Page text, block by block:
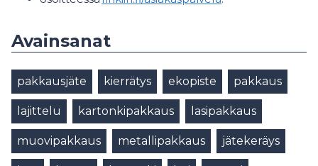
Avainsanat
pakkausjäte kierrätys ekopiste pakkaus
lajittelu kartonkipakkaus lasipakkaus
muovipakkaus metallipakkaus jätekeräys